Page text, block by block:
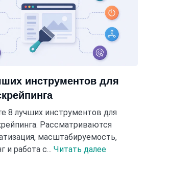
инструментов для
8 лучших инструментов для
Рассматриваются
масштабируемость,
и работа с... Читать далее